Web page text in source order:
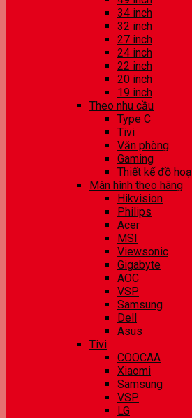
34 inch
32 inch
27 inch
24 inch
22 inch
20 inch
19 inch
Theo nhu cầu
Type C
Tivi
Văn phòng
Gaming
Thiết kế đồ hoạ
Màn hình theo hãng
Hikvision
Philips
Acer
MSI
Viewsonic
Gigabyte
AOC
VSP
Samsung
Dell
Asus
Tivi
COOCAA
Xiaomi
Samsung
VSP
LG